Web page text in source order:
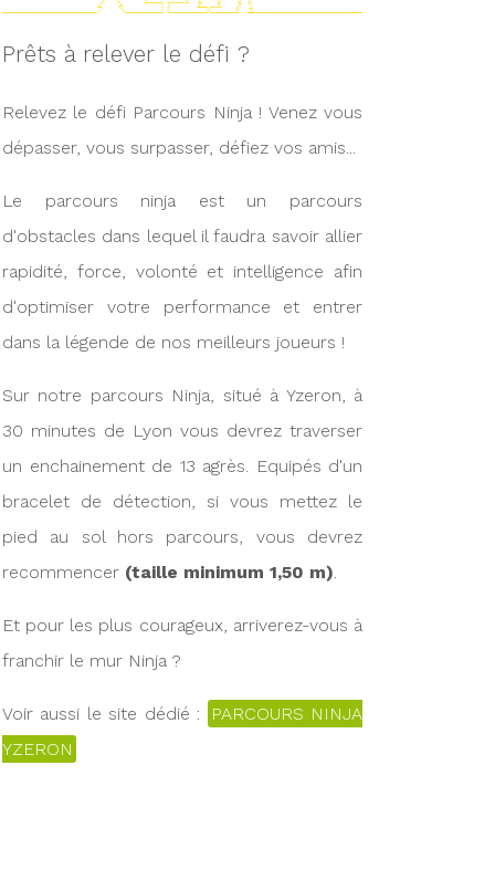
Prêts à relever le défi ?
Relevez le défi Parcours Ninja ! Venez vous
dépasser, vous surpasser, défiez vos amis...
Le parcours ninja est un parcours
d'obstacles dans lequel il faudra savoir allier
rapidité, force, volonté et intelligence afin
d'optimiser votre performance et entrer
dans la légende de nos meilleurs joueurs !
Sur notre parcours Ninja, situé à Yzeron, à
30 minutes de Lyon vous devrez traverser
un enchainement de 13 agrès. Equipés d'un
bracelet de détection, si vous mettez le
pied au sol hors parcours, vous devrez
recommencer (taille minimum 1,50 m)
Et pour les plus courageux, arriverez-vous à
franchir le mur Ninja ?
Voir aussi le site dédié :
PARCOURS NINJA
YZERON